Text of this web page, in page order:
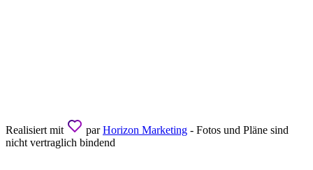
Realisiert mit parHorizon Marketing - Fotos und Pläne sind
nicht vertraglich bindend